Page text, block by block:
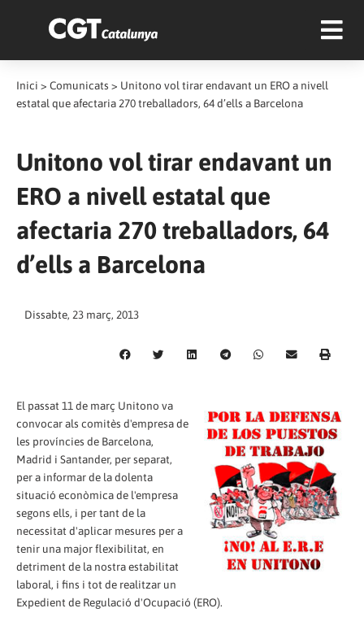
Inici > Comunicats > Unitono vol tirar endavant un ERO a nivell
estatal que afectaria 270 treballadors, 64 d’ells a Barcelona
Unitono vol tirar endavant un
ERO a nivell estatal que
afectaria 270 treballadors, 64
d’ells a Barcelona
Dissabte, 23 març, 2013
El passat 11 de març Unitono va
convocar als comitès d'empresa de
les províncies de Barcelona,
Madrid i Santander, per separat,
per a informar de la dolenta
situació econòmica de l'empresa
segons ells, i per tant de la
necessitat d'aplicar mesures per a
tenir una major flexibilitat, en
detriment de la nostra estabilitat
laboral, i fins i tot de realitzar un
Expedient de Regulació d'Ocupació (ERO).